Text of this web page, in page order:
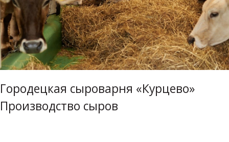
Городецкая сыроварня «Курцево»
Производство сыров